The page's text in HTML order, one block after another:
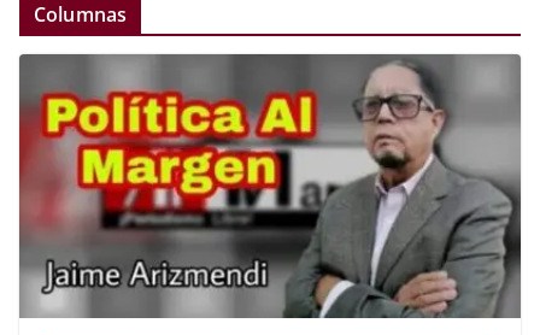
Columnas